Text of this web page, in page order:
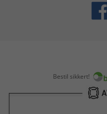
Bestil sikkert!